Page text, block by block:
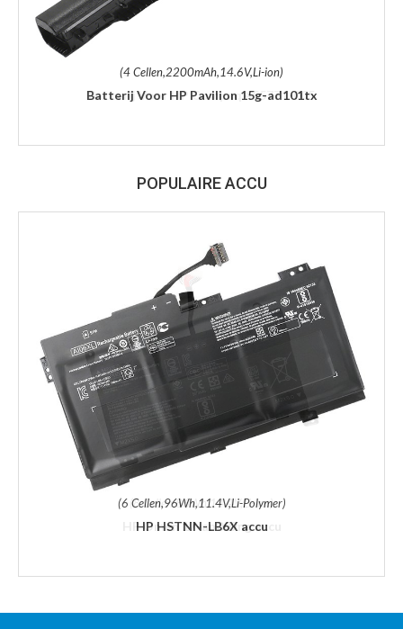
(4 Cellen,2200mAh,14.6V,Li-ion)
Batterij Voor HP Pavilion 15g-ad101tx
POPULAIRE ACCU
(6 Cellen,96Wh,11.4V,Li-Polymer)
HP HSTNN-LB6X accu